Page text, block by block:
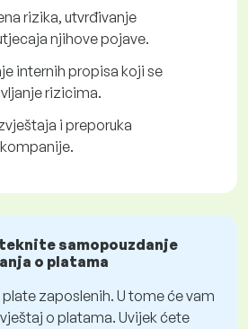
rizika, utvrđivanje
njihove pojave.
internih propisa koji se
rizicima.
i preporuka
samopouzdanje
o platama
zaposlenih. U tome će vam
o platama. Uvijek ćete